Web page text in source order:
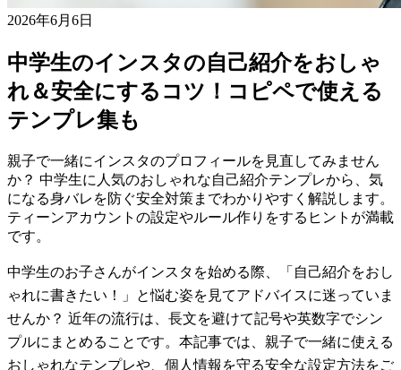
2026年6月6日
中学生のインスタの自己紹介をおしゃ
れ＆安全にするコツ！コピペで使える
テンプレ集も
親子で一緒にインスタのプロフィールを見直してみません
か？ 中学生に人気のおしゃれな自己紹介テンプレから、気
になる身バレを防ぐ安全対策までわかりやすく解説します。
ティーンアカウントの設定やルール作りをするヒントが満載
です。
中学生のお子さんがインスタを始める際、「自己紹介をおし
ゃれに書きたい！」と悩む姿を見てアドバイスに迷っていま
せんか？ 近年の流行は、長文を避けて記号や英数字でシン
プルにまとめることです。本記事では、親子で一緒に使える
おしゃれなテンプレや、個人情報を守る安全な設定方法をご